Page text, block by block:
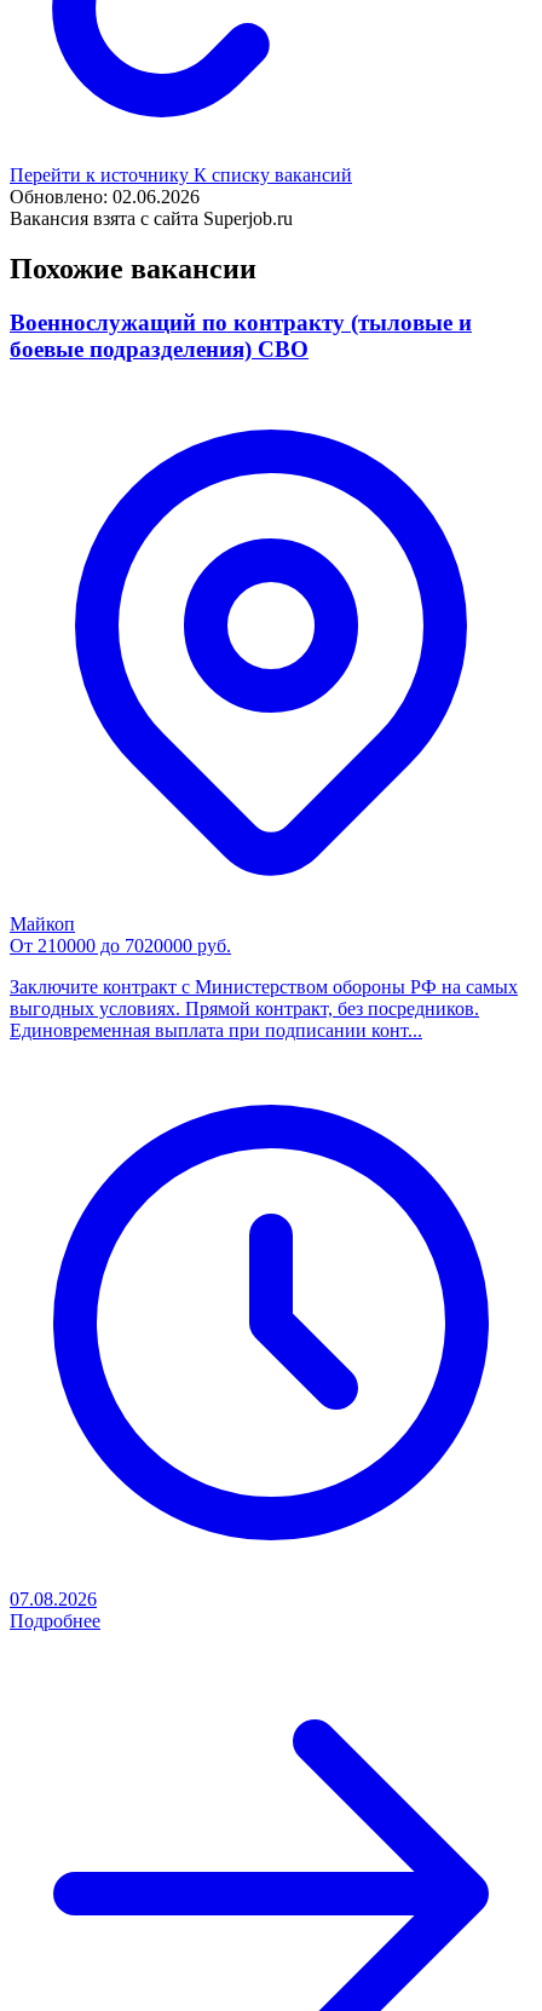
Перейти к источнику К списку вакансий
Обновлено: 02.06.2026
Вакансия взята с сайта Superjob.ru
Похожие вакансии
Военнослужащий по контракту (тыловые и
боевые подразделения) СВО
Майкоп
От 210000 до 7020000 руб.
Заключите контракт с Министерством обороны РФ на самых
выгодных условиях. Прямой контракт, без посредников.
Единовременная выплата при подписании конт...
07.08.2026
Подробнее